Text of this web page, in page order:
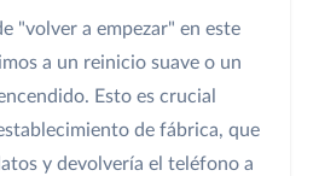
"volver a empezar" en este
a un reinicio suave o un
Esto es crucial
de fábrica, que
y devolvería el teléfono a